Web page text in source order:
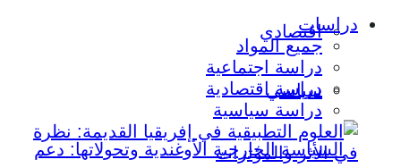
اقتصادي
سياسي
دراسات
جميع المواد
دراسة اجتماعية
دراسة اقتصادية
دراسة سياسية